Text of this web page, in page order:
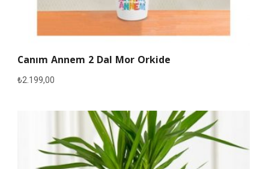
Canım Annem 2 Dal Mor Orkide
₺2.199,00